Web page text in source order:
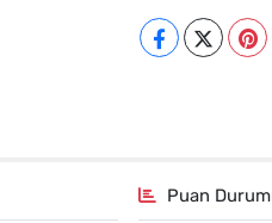
Puan